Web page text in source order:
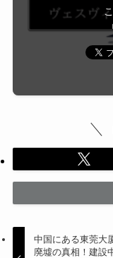
中国にある東莞大
廃墟の真相！建設